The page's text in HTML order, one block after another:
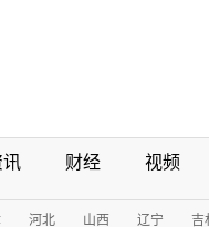
讯 财经 视频
河北 山西 辽宁 吉